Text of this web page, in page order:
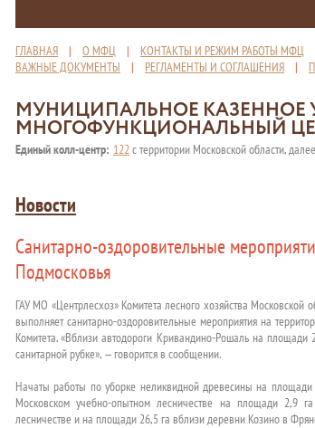
ГЛАВНАЯ | О МФЦ | КОНТАКТЫ И РЕЖИМ РАБОТЫ МФЦ
ВАЖНЫЕ ДОКУМЕНТЫ | РЕГЛАМЕНТЫ И СОГЛАШЕНИЯ |
МУНИЦИПАЛЬНОЕ КАЗЕННОЕ
МНОГОФУНКЦИОНАЛЬНЫЙ
Единый колл-центр: 122с территории Московской области, далее
Новости
Санитарно-оздоровительные
Подмосковья
ГАУ МО «Центрлесхоз» Комитета лесного хозяйства Московской
выполняет санитарно-оздоровительные мероприятия на
Комитета. «Вблизи автодороги Кривандино-Рошаль на
санитарной рубке», — говорится в сообщении.
Начаты работы по уборке неликвидной древесины на площади
Московском учебно-опытном лесничестве на площади 2,9
лесничестве и на площади 26,5 га вблизи деревни Козино в